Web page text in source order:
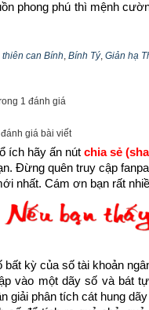
phong phú thì mệnh
lệnh
hệ tương sinh, tương khắc
hệ sinh khắc chế hóa
giống như cành của cây,
như hoa trên cây. Nhật
kém sắc.
như quả. Giờ cường
có hoa mà không kết
sinh trong tứ trụ không
thiên can Bính, Bính Tý, Giản hạ
1 đánh giá
giá bài viết
ích hãy ấn nút chia sẻ
Đừng quên truy cập
nhất. Cám ơn bạn rất
bất kỳ của số tài khoản
vào một dãy số và bát
giải phân tích cát hung